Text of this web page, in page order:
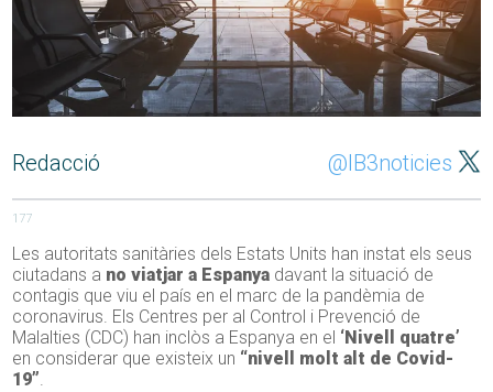
Redacció @IB3noticies
177
Les autoritats sanitàries dels Estats Units han instat els seus
ciutadans a no viatjar a Espanya davant la situació de
contagis que viu el país en el marc de la pandèmia de
coronavirus. Els Centres per al Control i Prevenció de
Malalties (CDC) han inclòs a Espanya en el ‘Nivell quatre’
en considerar que existeix un “nivell molt alt de Covid-
19”.